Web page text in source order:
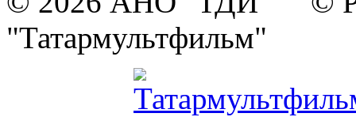
"Татармультфильм"